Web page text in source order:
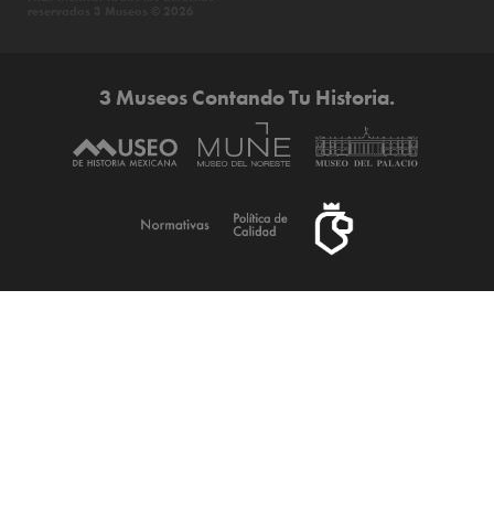
3 Museos Contando Tu Historia.